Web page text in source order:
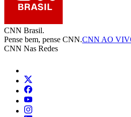
CNN Brasil.
Pense bem, pense CNN.CNN AO
CNN Nas Redes